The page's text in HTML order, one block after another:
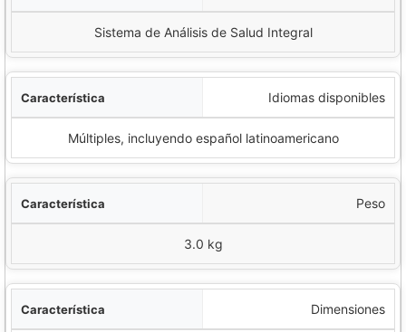
Sistema de Análisis de Salud Integral
Idiomas disponibles
Múltiples, incluyendo español latinoamericano
Peso
3.0 kg
Dimensiones